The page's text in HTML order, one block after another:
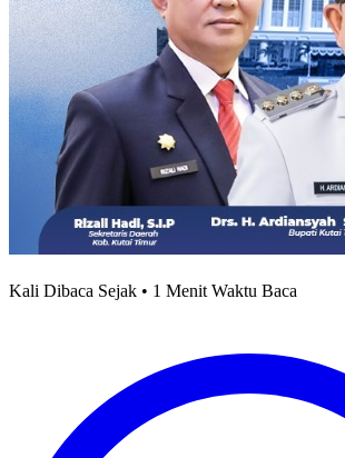
Kali Dibaca Sejak • 1 Menit Waktu Baca